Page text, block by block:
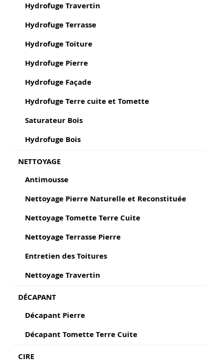
Hydrofuge Travertin
Hydrofuge Terrasse
Hydrofuge Toiture
Hydrofuge Pierre
Hydrofuge Façade
Hydrofuge Terre cuite et Tomette
Saturateur Bois
Hydrofuge Bois
NETTOYAGE
Antimousse
Nettoyage Pierre Naturelle et Reconstituée
Nettoyage Tomette Terre Cuite
Nettoyage Terrasse Pierre
Entretien des Toitures
Nettoyage Travertin
DÉCAPANT
Décapant Pierre
Décapant Tomette Terre Cuite
CIRE